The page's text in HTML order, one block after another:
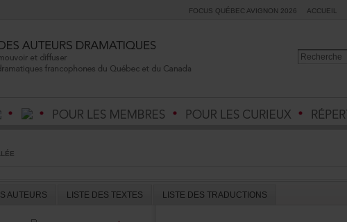
FOCUSQUÉBECAVIGNON2026 ACCUEIL
LISTEDESTEXTES LISTEDESTRADUCTIONS